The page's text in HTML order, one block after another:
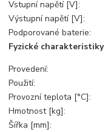
Vstupní napětí [V]:
Výstupní napětí [V]:
Podporované baterie:
Fyzické charakteristiky
Provedení:
Použití:
Provozní teplota [°C]:
Hmotnost [kg]:
Šířka [mm]: